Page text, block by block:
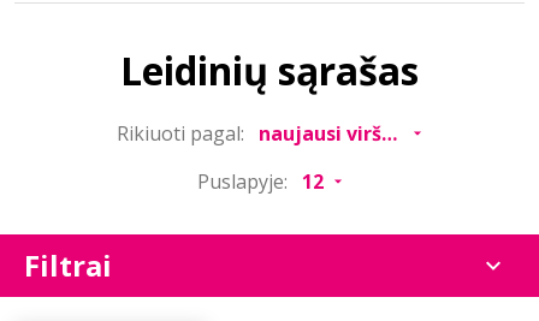
Leidinių sąrašas
Rikiuoti pagal:
Puslapyje:
Filtrai